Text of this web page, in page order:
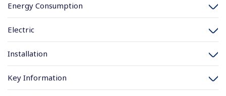
Energy Consumption
Electric
Installation
Key Information